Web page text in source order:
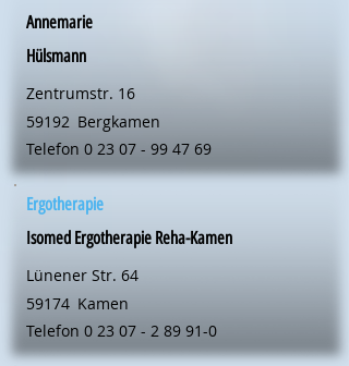
Annemarie
Hülsmann
Zentrumstr. 16
59192 Bergkamen
Telefon 0 23 07 - 99 47 69
Ergotherapie
Isomed Ergotherapie Reha-Kamen
Lünener Str. 64
59174 Kamen
Telefon 0 23 07 - 2 89 91-0